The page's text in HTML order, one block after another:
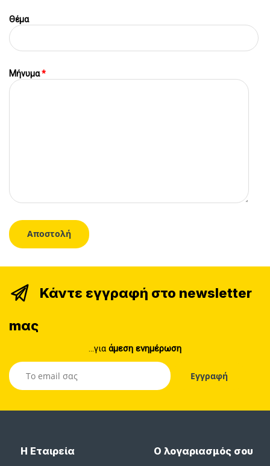
Θέμα
Μήνυμα*
Κάντε εγγραφή στο newsletter
mας
...για άμεση ενημέρωση
Η Εταιρεία Ο λογαριασμός σου